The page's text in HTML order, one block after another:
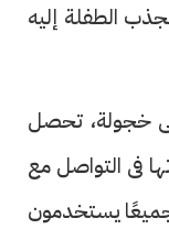
الطفلة إليه
٨ سنوات، وهى خجولة، تحصل
فى التواصل مع
جميعًا يستخدمون